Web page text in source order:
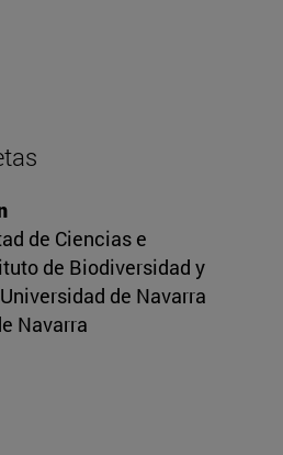
de Ciencias e
de Biodiversidad y
de Navarra
Navarra